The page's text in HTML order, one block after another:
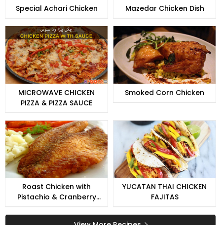
Special Achari Chicken Mazedar Chicken Dish
MICROWAVE CHICKEN
PIZZA & PIZZA SAUCE
Smoked Corn Chicken
Roast Chicken with
Pistachio & Cranberry
YUCATAN THAI CHICKEN
FAJITAS